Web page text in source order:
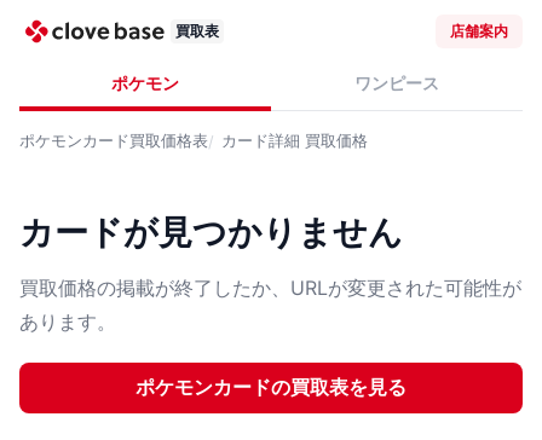
買取表 店舗案内
ポケモン ワンピース
ポケモンカード買取価格表 カード詳細 買取価格
カードが見つかりません
買取価格の掲載が終了したか、URLが変更された可能性が
あります。
ポケモンカードの買取表を見る